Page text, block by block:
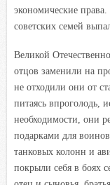
экономические
советских семей
Великой
отцов заменили на
не отходили они от
питаясь впроголодь,
необходимости, они
подарками для
танковых колонн и
покрыли себя в боях